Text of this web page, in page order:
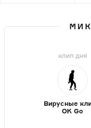
КЛИП ДНЯ
Вирусные
OK Go